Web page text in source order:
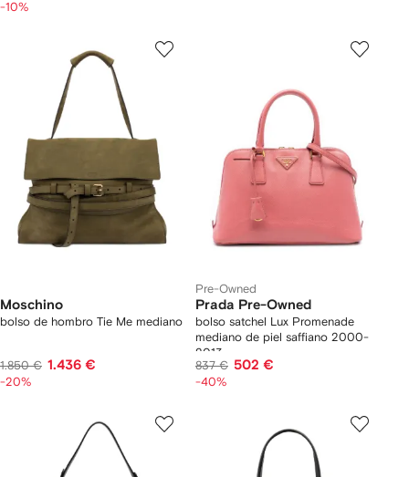
-10%
Moschino
bolso de hombro Tie Me mediano
1.850 € 1.436 €
-20%
Pre-Owned
Prada Pre-Owned
bolso satchel Lux Promenade
mediano de piel saffiano 2000-
2013
837 € 502 €
-40%